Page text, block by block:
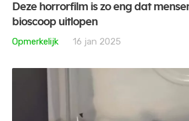
Deze horrorfilm is zo eng dat
bioscoop uitlopen
Opmerkelijk
16 jan 2025